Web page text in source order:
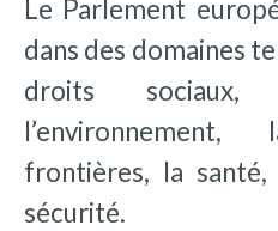
Le Parlement
dans des domaines
droits
frontières, la
sécurité.